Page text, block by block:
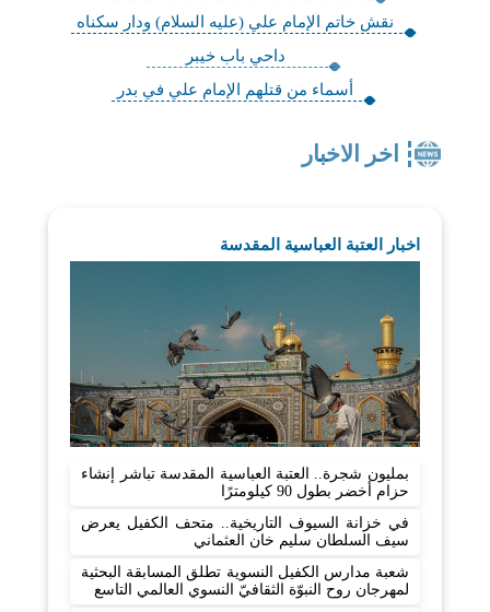
نقش خاتم الإمام علي (عليه السلام) ودار سكناه
داحي باب خيبر
أسماء من قتلهم الإمام علي في بدر
اخر الاخبار
اخبار العتبة العباسية المقدسة
بمليون شجرة.. العتبة العباسية المقدسة تباشر إنشاء
حزام أخضر بطول 90 كيلومترًا
في خزانة السيوف التاريخية.. متحف الكفيل يعرض
سيف السلطان سليم خان العثماني
شعبة مدارس الكفيل النسوية تطلق المسابقة البحثية
لمهرجان روح النبوّة الثقافيّ النسوي العالمي التاسع